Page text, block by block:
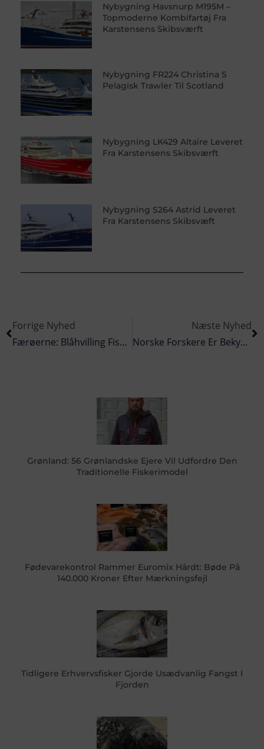
Nybygning Havsnurp M195M –
Topmoderne Kombifartøj Fra
Karstensens Skibsværft
Nybygning FR224 Christina S
Pelagisk Trawler Til Scotland
Nybygning LK429 Altaire Leveret
Fra Karstensens Skibsværft
Nybygning S264 Astrid Leveret
Fra Karstensens Skibsvæft
Forrige Nyhed
Færøerne: Blåhvilling Fiskeri Vest For Irland
Næste Nyhed
Norske Forskere Er Bekymrede For Tobis-Bestanden
Grønland: 56 Grønlandske Ejere Vil Udfordre Den
Traditionelle Fiskerimodel
Fødevarekontrol Rammer Euromix Hårdt: Bøde På
140.000 Kroner Efter Mærkningsfejl
Tidligere Erhvervsfisker Gjorde Usædvanlig Fangst I
Fjorden